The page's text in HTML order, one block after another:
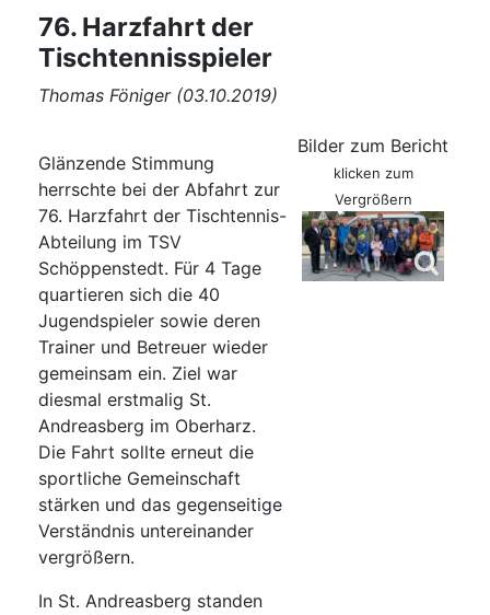
76. Harzfahrt der
Tischtennisspieler
Thomas Föniger (03.10.2019)
Glänzende Stimmung
herrschte bei der Abfahrt zur
76. Harzfahrt der Tischtennis-
Abteilung im TSV
Schöppenstedt. Für 4 Tage
quartieren sich die 40
Jugendspieler sowie deren
Trainer und Betreuer wieder
gemeinsam ein. Ziel war
diesmal erstmalig St.
Andreasberg im Oberharz.
Die Fahrt sollte erneut die
sportliche Gemeinschaft
stärken und das gegenseitige
Verständnis untereinander
vergrößern.
In St. Andreasberg standen
Bilder zum Bericht
klicken zum
Vergrößern